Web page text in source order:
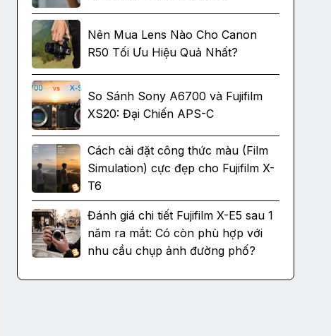
Nên Mua Lens Nào Cho Canon
R50 Tối Ưu Hiệu Quả Nhất?
So Sánh Sony A6700 và Fujifilm
XS20: Đại Chiến APS-C
Cách cài đặt công thức màu (Film
Simulation) cực đẹp cho Fujifilm X-
T6
Đánh giá chi tiết Fujifilm X-E5 sau 1
năm ra mắt: Có còn phù hợp với
nhu cầu chụp ảnh đường phố?